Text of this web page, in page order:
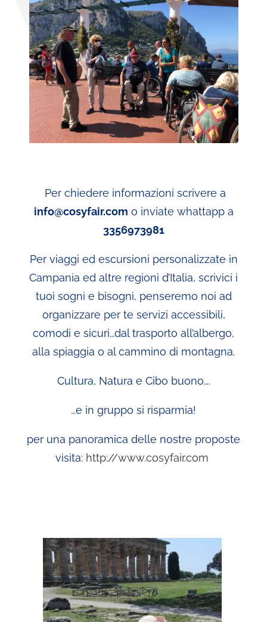
Per chiedere informazioni scrivere a
info@cosyfair.com o inviate whattapp a
3356973981
Per viaggi ed escursioni personalizzate in
Campania ed altre regioni d’Italia, scrivici i
tuoi sogni e bisogni, penseremo noi ad
organizzare per te servizi accessibili,
comodi e sicuri…dal trasporto all’albergo,
alla spiaggia o al cammino di montagna.
Cultura, Natura e Cibo buono….
…e in gruppo si risparmia!
per una panoramica delle nostre proposte
visita: http://www.cosyfair.com